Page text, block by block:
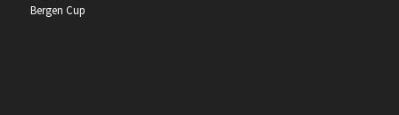
Bergen Cup